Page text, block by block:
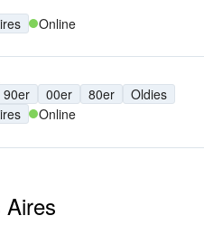
Online
90er 00er 80er
Oldies
Online
Aires